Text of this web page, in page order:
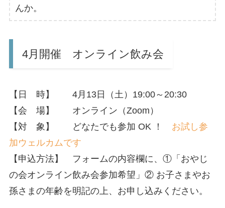
んか。
4月開催 オンライン飲み会
【日 時】 4月13日（土）19:00～20:30
【会 場】 オンライン（Zoom）
【対 象】 どなたでも参加 OK ！ お試し参
加ウェルカムです
【申込方法】 フォームの内容欄に、①「おやじ
の会オンライン飲み会参加希望」② お子さまやお
孫さまの年齢を明記の上、お申し込みください。